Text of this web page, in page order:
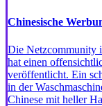
Chinesische
Die Netzcommunity
hat einen
veröffentlicht. Ein
in der
Chinese mit heller